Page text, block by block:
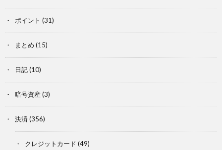
ポイント (31)
まとめ (15)
日記(10)
暗号資産 (3)
決済 (356)
クレジットカード (49)